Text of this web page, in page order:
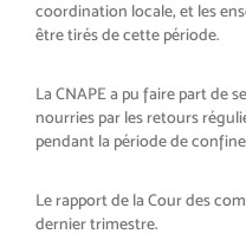
coordination locale, et les
être tirés de cette période.
La CNAPE a pu faire part de
nourries par les retours
pendant la période de
Le rapport de la Cour des
dernier trimestre.